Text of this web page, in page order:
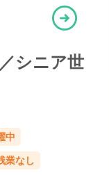
シニア世
中
業なし